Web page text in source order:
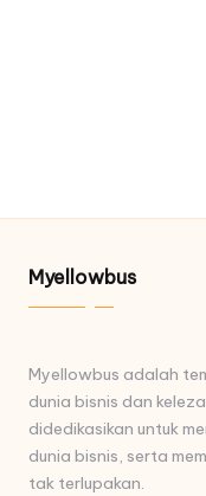
Myellowbus
Myellowbus adalah
dunia bisnis dan
didedikasikan untuk
dunia bisnis, serta
tak terlupakan.